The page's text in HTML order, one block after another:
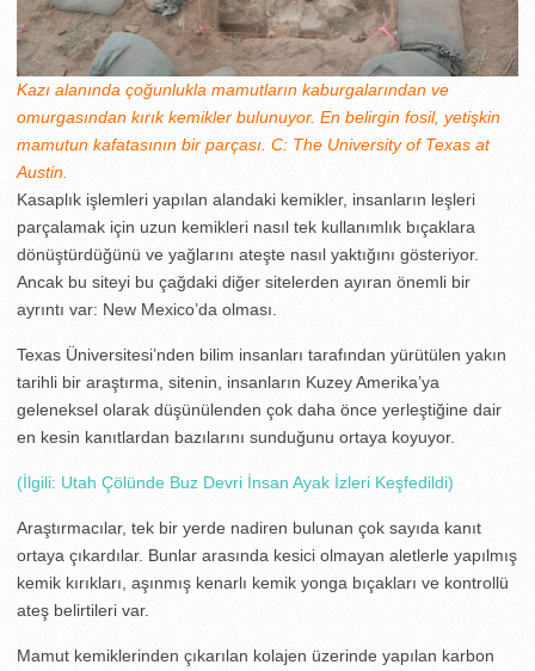
Kazı alanında çoğunlukla mamutların kaburgalarından ve
omurgasından kırık kemikler bulunuyor. En belirgin fosil, yetişkin
mamutun kafatasının bir parçası. C: The University of Texas at
Austin.
Kasaplık işlemleri yapılan alandaki kemikler, insanların leşleri
parçalamak için uzun kemikleri nasıl tek kullanımlık bıçaklara
dönüştürdüğünü ve yağlarını ateşte nasıl yaktığını gösteriyor.
Ancak bu siteyi bu çağdaki diğer sitelerden ayıran önemli bir
ayrıntı var: New Mexico’da olması.
Texas Üniversitesi’nden bilim insanları tarafından yürütülen yakın
tarihli bir araştırma, sitenin, insanların Kuzey Amerika’ya
geleneksel olarak düşünülenden çok daha önce yerleştiğine dair
en kesin kanıtlardan bazılarını sunduğunu ortaya koyuyor.
(İlgili: Utah Çölünde Buz Devri İnsan Ayak İzleri Keşfedildi)
Araştırmacılar, tek bir yerde nadiren bulunan çok sayıda kanıt
ortaya çıkardılar. Bunlar arasında kesici olmayan aletlerle yapılmış
kemik kırıkları, aşınmış kenarlı kemik yonga bıçakları ve kontrollü
ateş belirtileri var.
Mamut kemiklerinden çıkarılan kolajen üzerinde yapılan karbon